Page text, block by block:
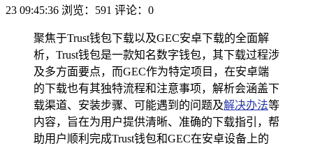
23 09:45:36 浏览：591 评论：0
聚焦于Trust钱包下载以及GEC安卓下载的全面解
析，Trust钱包是一款知名数字钱包，其下载过程涉
及多方面要点，而GEC作为特定项目，在安卓端
的下载也有其独特流程和注意事项，解析会涵盖下
载渠道、安装步骤、可能遇到的问题及解决办法等
内容，旨在为用户提供清晰、准确的下载指引，帮
助用户顺利完成Trust钱包和GEC在安卓设备上的